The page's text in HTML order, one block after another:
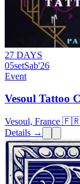
27 DAYS
05setSab'26
Event
Vesoul Tattoo
Vesoul, France
Details →